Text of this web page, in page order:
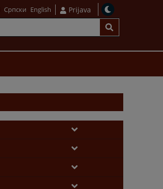
Српски English Prijava